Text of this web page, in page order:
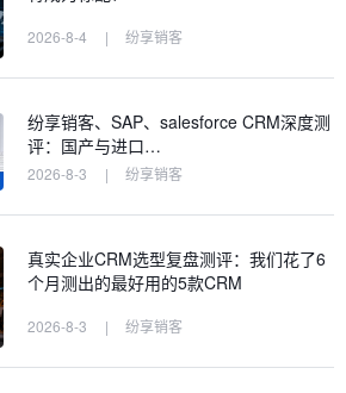
2026-8-4 | 纷享销客
纷享销客、SAP、salesforce CRM深度测
评：国产与进口…
2026-8-3 | 纷享销客
真实企业CRM选型复盘测评：我们花了6
个月测出的最好用的5款CRM
2026-8-3 | 纷享销客